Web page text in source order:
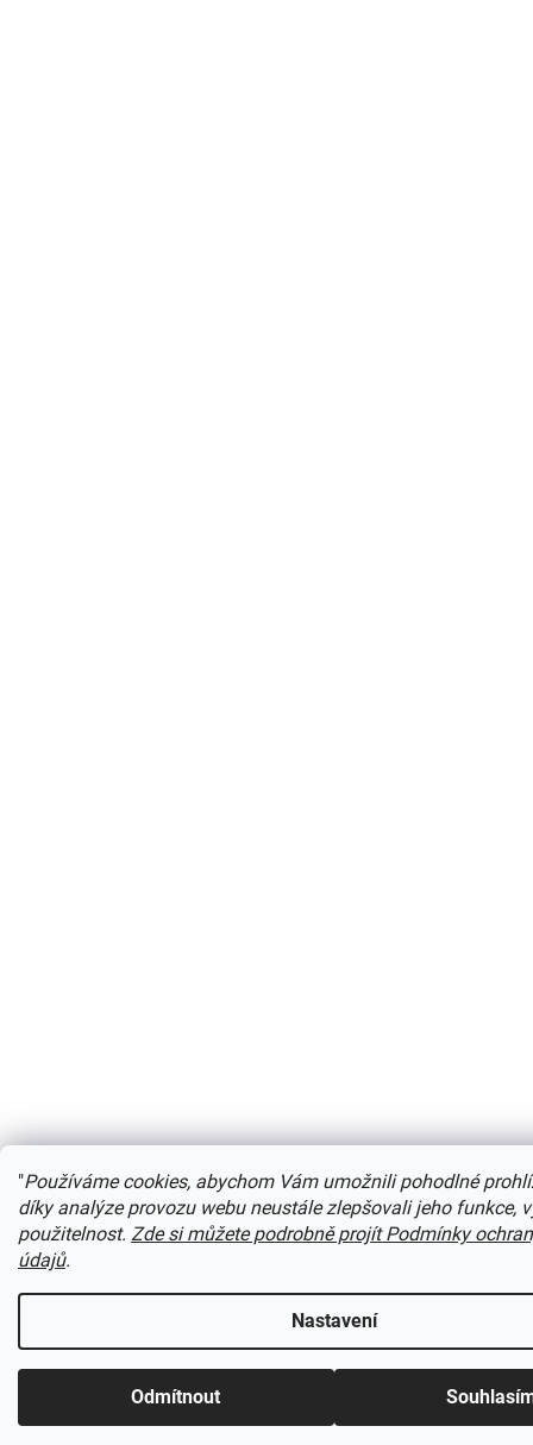
"Používáme cookies, abychom Vám umožnili pohodlné
díky analýze provozu webu neustále zlepšovali jeho funkce,
použitelnost. Zde si můžete podrobně projít Podmínky
údajů.
Nastavení
Odmítnout